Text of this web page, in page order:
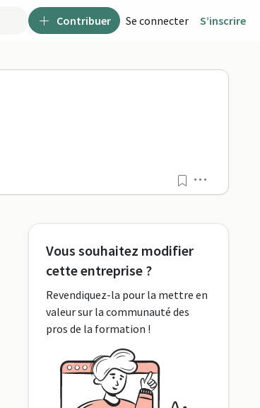
Contribuer Se connecter S’inscrire
Vous souhaitez modifier
cette entreprise ?
Revendiquez-la pour la mettre en
valeur sur la communauté des
pros de la formation !